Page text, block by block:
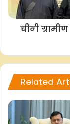
F
a
c
b
o
W
h
a
s
p
T
w
i
t
r
चीनी
Related